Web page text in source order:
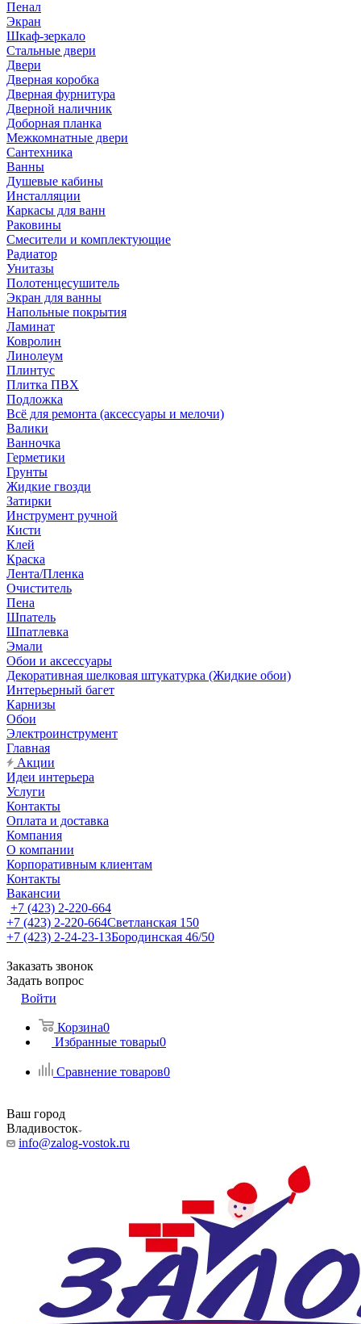
Пенал
Экран
Шкаф-зеркало
Стальные двери
Двери
Дверная коробка
Дверная фурнитура
Дверной наличник
Доборная планка
Межкомнатные двери
Сантехника
Ванны
Душевые кабины
Инсталляции
Каркасы для ванн
Раковины
Смесители и комплектующие
Радиатор
Унитазы
Полотенцесушитель
Экран для ванны
Напольные покрытия
Ламинат
Ковролин
Линолеум
Плинтус
Плитка ПВХ
Подложка
Всё для ремонта (аксессуары и мелочи)
Валики
Ванночка
Герметики
Грунты
Жидкие гвозди
Затирки
Инструмент ручной
Кисти
Клей
Краска
Лента/Пленка
Очиститель
Пена
Шпатель
Шпатлевка
Эмали
Обои и аксессуары
Декоративная шелковая штукатурка (Жидкие обои)
Интерьерный багет
Карнизы
Обои
Электроинструмент
Главная
Акции
Идеи интерьера
Услуги
Контакты
Оплата и доставка
Компания
О компании
Корпоративным клиентам
Контакты
Вакансии
+7 (423) 2-220-664
+7 (423) 2-220-664Светланская 150
+7 (423) 2-24-23-13Бородинская 46/50
Заказать звонок
Задать вопрос
Войти
Корзина0
Избранные товары0
Сравнение товаров0
Ваш город
Владивосток
info@zalog-vostok.ru